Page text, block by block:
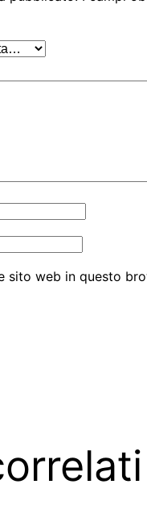
sito web in questo